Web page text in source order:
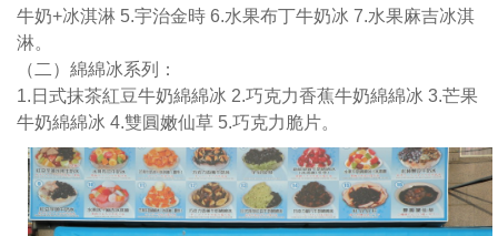
綿
綿
冰
2.
巧
克
力
香
蕉
牛奶+冰淇淋 5.宇治金時 6.水果布丁牛奶冰 7.水果麻吉冰淇
淋。
（二）綿綿冰系列：
1.日式抹茶紅豆牛奶綿綿冰 2.巧克力香蕉牛奶綿綿冰 3.芒果
牛奶綿綿冰 4.雙圓嫩仙草 5.巧克力脆片。